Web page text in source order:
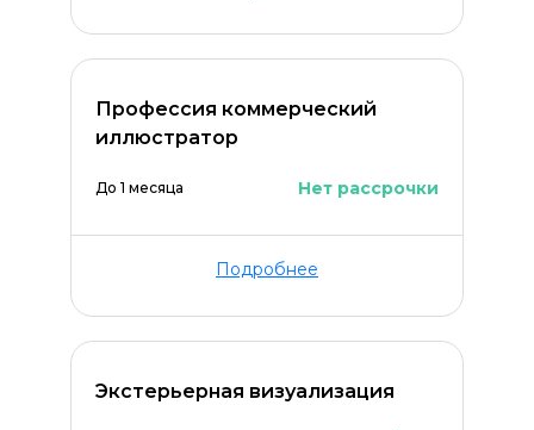
Профессия коммерческий
иллюстратор
До 1 месяца Нет рассрочки
Подробнее
Экстерьерная визуализация